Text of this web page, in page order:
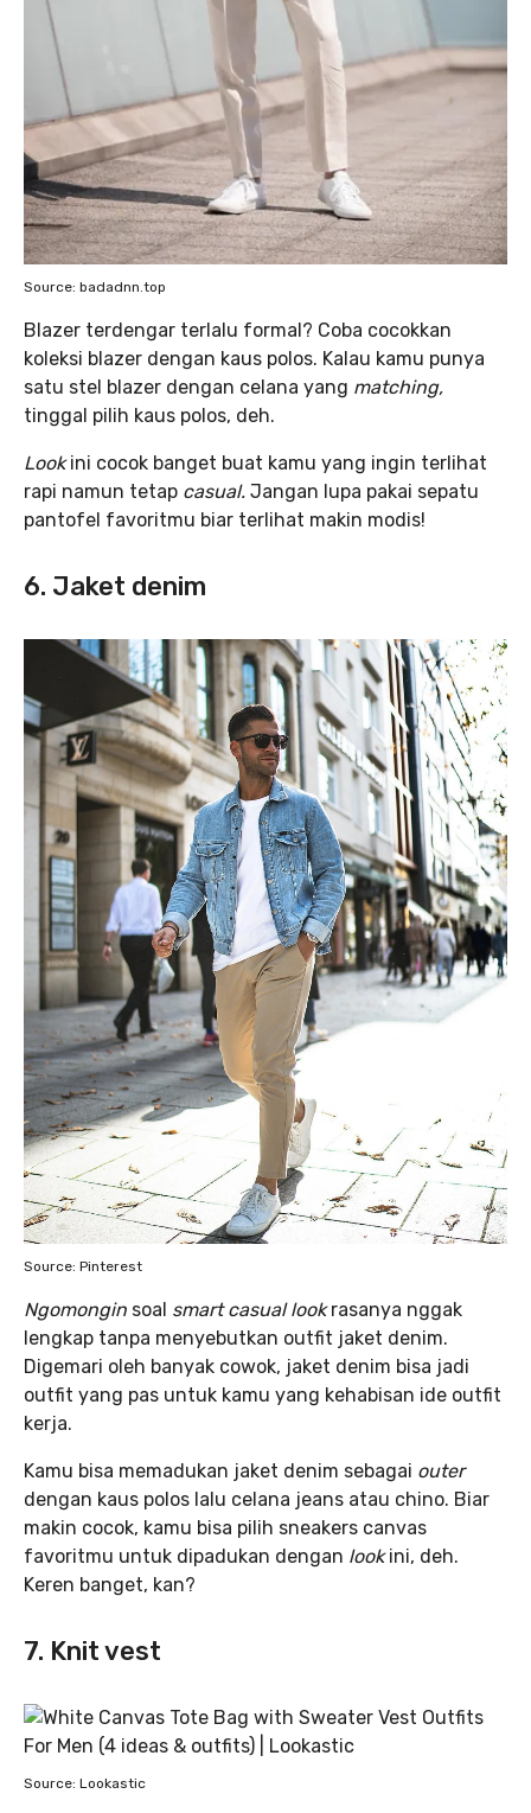
Source: badadnn.top
Blazer terdengar terlalu formal? Coba cocokkan
koleksi blazer dengan kaus polos. Kalau kamu punya
satu stel blazer dengan celana yang matching,
tinggal pilih kaus polos, deh.
Lookini cocok banget buat kamu yang ingin terlihat
rapi namun tetap casual. Jangan lupa pakai sepatu
pantofel favoritmu biar terlihat makin modis!
6. Jaket denim
Source: Pinterest
Ngomongin soal smart casual lookrasanya nggak
lengkap tanpa menyebutkan outfit jaket denim.
Digemari oleh banyak cowok, jaket denim bisa jadi
outfit yang pas untuk kamu yang kehabisan ide outfit
kerja.
Kamu bisa memadukan jaket denim sebagai outer
dengan kaus polos lalu celana jeans atau chino. Biar
makin cocok, kamu bisa pilih sneakers canvas
favoritmu untuk dipadukan dengan lookini, deh.
Keren banget, kan?
7. Knit vest
Source: Lookastic